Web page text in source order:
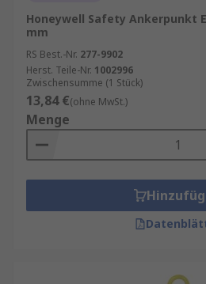
Honeywell Safety Ankerpunkt
mm
RS Best.-Nr. 277-9902
Herst. Teile-Nr. 1002996
Zwischensumme (1 Stück)
13,84 €(ohne MwSt.)
Menge